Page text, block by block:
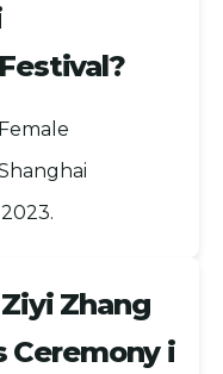
Zhang
Ceremony i